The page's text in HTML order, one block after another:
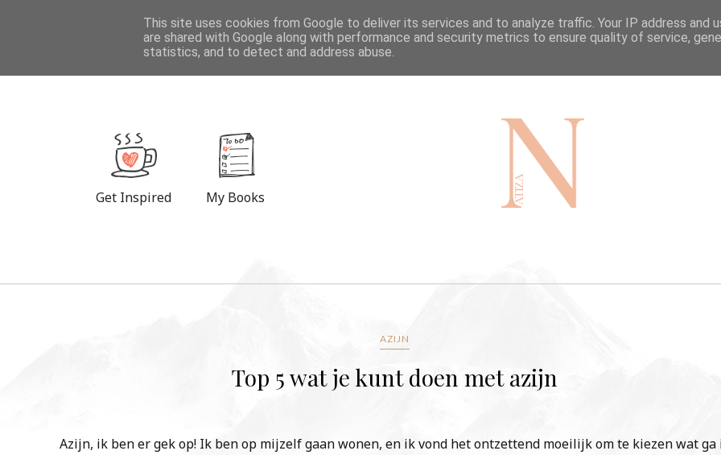
DESTINATIONS HOME TRAVEL BLOG
Get Inspired My Books
AZIJN
Top 5 wat je kunt doen met azijn
Azijn, ik ben er gek op! Ik ben op mijzelf gaan wonen, en ik vond het ontzettend moeilijk om te kiezen wat ga
This site uses cookies from Google to deliver its services and to analyze traffic. Your IP address and
are shared with Google along with performance and security metrics to ensure quality of service,
statistics, and to detect and address abuse.